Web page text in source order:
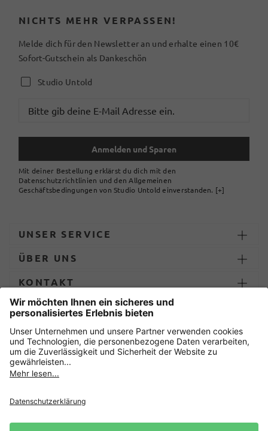
NICHTS MEHR VERPASSEN!
Melde dich für den Newsletter an und erhalte einen 10€
Sofort-Gutschein als Dankeschön
Studio Untold
Anmelden und Sparen
Mit deiner Bestellung erklärst du dich mit den
Datenschutzrichtlinien und den Allgemeinen
Geschäftsbedingungen von Studio Untold einverstanden. [+]
UNSER SERVICE
ÜBER UNS
KONTAKT
ZAHLUNG UND LIEFERUNG
Sicher einkaufen mit